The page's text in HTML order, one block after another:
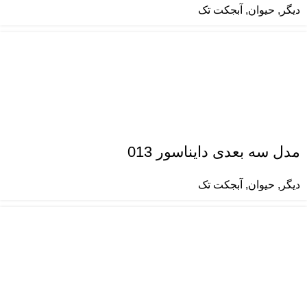
دیگر , حیوان, آبجکت تک
مدل سه بعدی دایناسور 013
دیگر , حیوان, آبجکت تک